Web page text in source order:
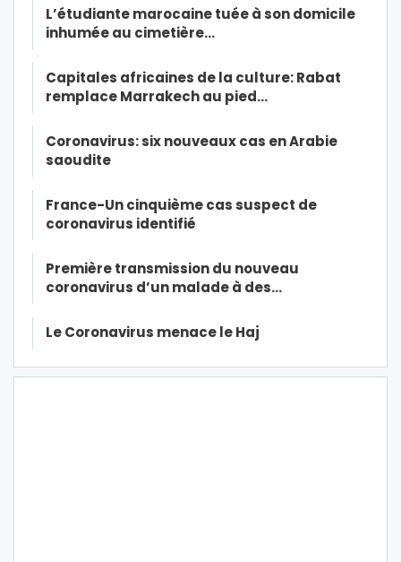
L’étudiante marocaine tuée à son domicile
inhumée au cimetière…
Capitales africaines de la culture: Rabat
remplace Marrakech au pied…
Coronavirus: six nouveaux cas en Arabie
saoudite
France-Un cinquième cas suspect de
coronavirus identifié
Première transmission du nouveau
coronavirus d’un malade à des…
Le Coronavirus menace le Haj